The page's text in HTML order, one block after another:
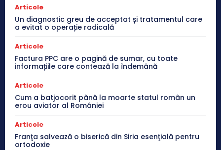
Articole
Un diagnostic greu de acceptat și tratamentul care
a evitat o operație radicală
Articole
Factura PPC are o pagină de sumar, cu toate
informațiile care contează la îndemână
Articole
Cum a batjocorit până la moarte statul român un
erou aviator al României
Articole
Franţa salvează o biserică din Siria esenţială pentru
ortodoxie